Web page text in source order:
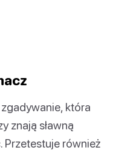
która
znają sławną
również